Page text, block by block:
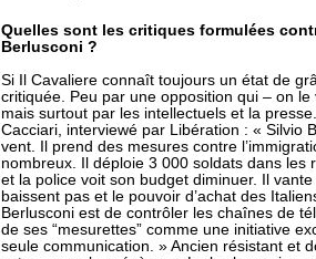
Quelles sont les critiques formulées
Berlusconi ?
Si Il Cavaliere connaît toujours un état de
critiquée. Peu par une opposition qui – on
mais surtout par les intellectuels et la
Cacciari, interviewé par Libération : « Silvio
vent. Il prend des mesures contre
nombreux. Il déploie 3 000 soldats dans les
et la police voit son budget diminuer. Il
baissent pas et le pouvoir d’achat des
Berlusconi est de contrôler les chaînes de
de ses “mesurettes” comme une initiative
seule communication. » Ancien résistant et